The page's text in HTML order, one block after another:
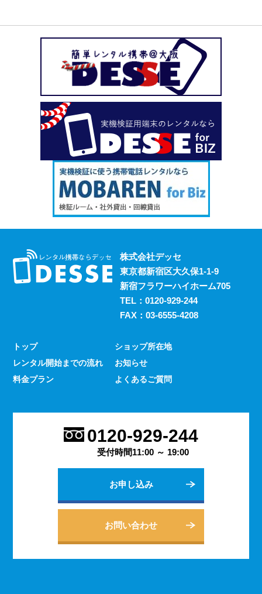
株式会社デッセ
東京都新宿区大久保1-1-9
新宿フラワーハイホーム705
TEL： 0120-929-244
FAX：03-6555-4208
トップ
レンタル開始までの流れ
料金プラン
ショップ所在地
お知らせ
よくあるご質問
0120-929-244
受付時間11:00 ～ 19:00
お申し込み
お問い合わせ